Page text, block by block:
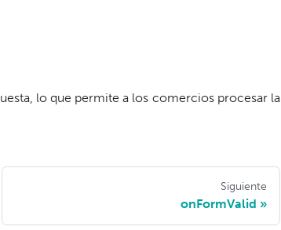
lo que permite a los comercios procesar la
Siguiente
onFormValid